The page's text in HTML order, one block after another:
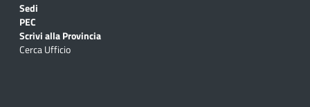
Sedi
PEC
Scrivi alla Provincia
Cerca Ufficio